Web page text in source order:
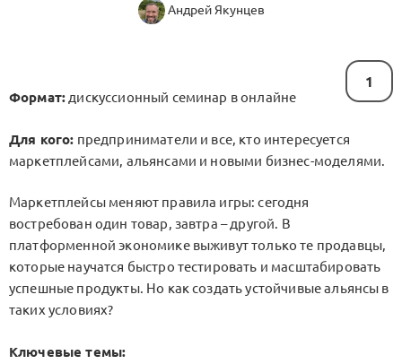
Андрей Якунцев
1
Формат: дискуссионный семинар в онлайне
Для кого: предприниматели и все, кто интересуется
маркетплейсами, альянсами и новыми бизнес-моделями.
Маркетплейсы меняют правила игры: сегодня
востребован один товар, завтра – другой. В
платформенной экономике выживут только те продавцы,
которые научатся быстро тестировать и масштабировать
успешные продукты. Но как создать устойчивые альянсы в
таких условиях?
Ключевые темы: